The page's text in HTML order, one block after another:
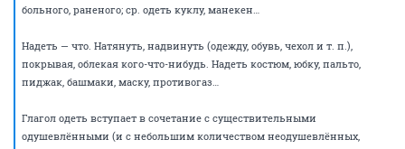
больного, раненого; ср. одеть куклу, манекен…
Надеть — что. Натянуть, надвинуть (одежду, обувь, чехол и т. п.),
покрывая, облекая кого-что-нибудь. Надеть костюм, юбку, пальто,
пиджак, башмаки, маску, противогаз…
Глагол одеть вступает в сочетание с существительными
одушевлёнными (и с небольшим количеством неодушевлённых,